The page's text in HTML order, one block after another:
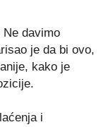
davimo
je da bi ovo,
kako je
i